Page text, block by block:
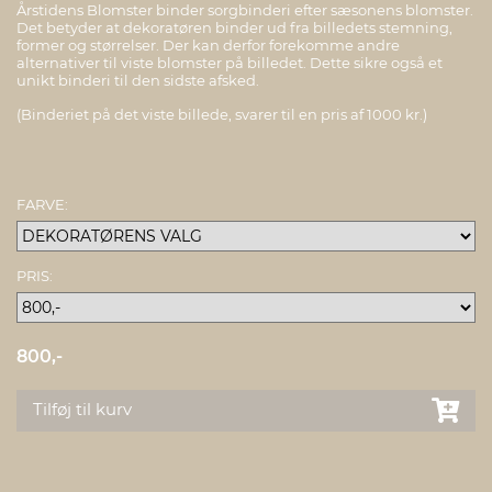
Årstidens Blomster binder sorgbinderi efter sæsonens blomster.
Det betyder at dekoratøren binder ud fra billedets stemning,
former og størrelser. Der kan derfor forekomme andre
alternativer til viste blomster på billedet. Dette sikre også et
unikt binderi til den sidste afsked.
(Binderiet på det viste billede, svarer til en pris af 1000 kr.)
FARVE:
PRIS:
800,-
Tilføj til kurv